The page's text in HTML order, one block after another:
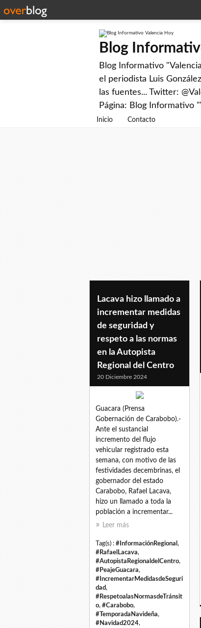
Blog
Blog Informativo
el periodista Luis
las fuentes... Twitter:
Página: Blog Informativo
Inicio Contacto
invialca
Lacava hizo llamado a
incrementar medidas
de seguridad y
respeto a las normas
en la Autopista
Regional del Centro
20 Diciembre 2024
Guacara (Prensa
Gobernación de Carabobo).-
Ante el sustancial
incremento del flujo
vehicular registrado esta
semana, con motivo de las
festividades decembrinas, el
gobernador del estado
Carabobo, Rafael Lacava,
hizo un llamado a toda la
población a incrementar...
Leer más
Tag(s) : #InformaciónRegional ,
#RafaelLacava,
#AutopistaRegionaldelCentro,
#PeajeGuacara,
#IncrementarMedidasdeSeguri
dad,
#RespetoalasNormasdeTránsit
o, #Carabobo,
#TemporadaNavideña,
#Navidad2024,